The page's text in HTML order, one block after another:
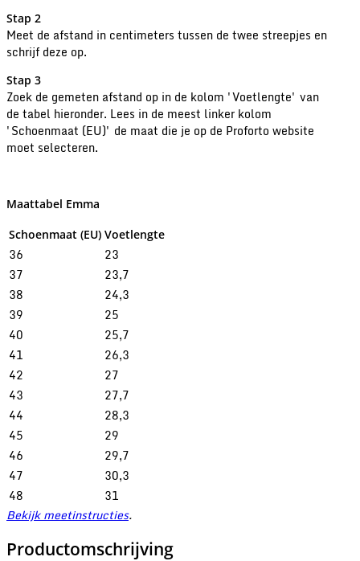
Stap 2
Meet de afstand in centimeters tussen de twee streepjes en
schrijf deze op.
Stap 3
Zoek de gemeten afstand op in de kolom 'Voetlengte' van
de tabel hieronder. Lees in de meest linker kolom
'Schoenmaat (EU)' de maat die je op de Proforto website
moet selecteren.
Maattabel Emma
Schoenmaat (EU) Voetlengte
36
23
37
23,7
38
24,3
39
25
40
25,7
41
26,3
42
27
43
27,7
44
28,3
45
29
46
29,7
47
30,3
48
31
Bekijk meetinstructies.
Productomschrijving